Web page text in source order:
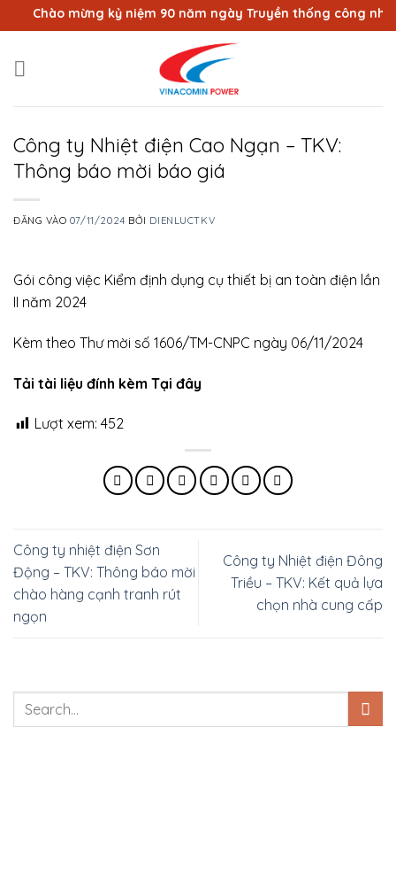
qua
dung
Chào mừng kỷ niệm 90 năm ngày Truyền thống công nhân
Công ty Nhiệt điện Cao Ngạn – TKV:
Thông báo mời báo giá
ĐĂNG VÀO07/11/2024 BỞI DIENLUCTKV
Gói công việc Kiểm định dụng cụ thiết bị an toàn điện lần
II năm 2024
Kèm theo Thư mời số 1606/TM-CNPC ngày 06/11/2024
Tải tài liệu đính kèm Tại đây
Lượt xem: 452
Công ty nhiệt điện Sơn
Động – TKV: Thông báo mời
chào hàng cạnh tranh rút
ngọn
Công ty Nhiệt điện Đông
Triều – TKV: Kết quả lựa
chọn nhà cung cấp